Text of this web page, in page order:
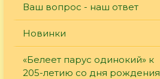
Ваш вопрос - наш ответ
Новинки
«Белеет парус одинокий» к
205-летию со дня рождения